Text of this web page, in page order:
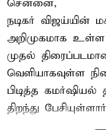
சென்னை,
நடிகர் விஜய்யின்
அறிமுகமாக
முதல்
வெளியாகவுள்ள
பிடித்த கமர்ஷியல்
திறந்து